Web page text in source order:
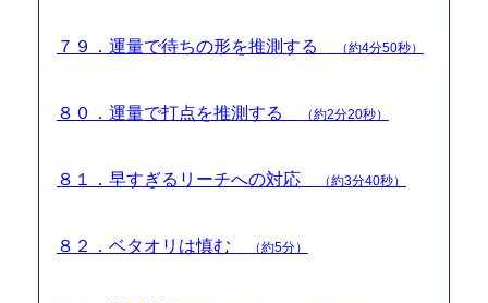
７９．運量で待ちの形を推測する （約4分50秒）
８０．運量で打点を推測する （約2分20秒）
８１．早すぎるリーチへの対応 （約3分40秒）
８２．ベタオリは慎む （約5分）